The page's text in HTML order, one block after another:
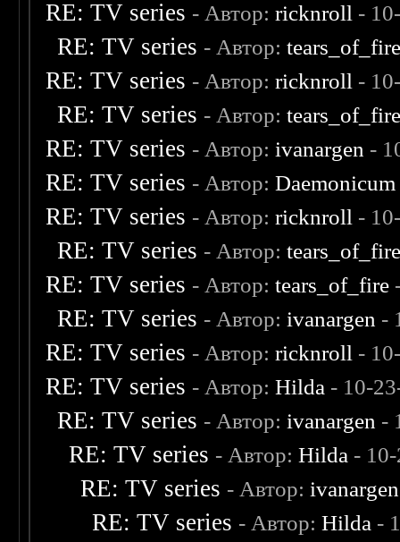
RE: TV series - Автор:ricknroll -
RE: TV series - Автор:
RE: TV series - Автор:ricknroll -
RE: TV series - Автор:
RE: TV series - Автор: ivanargen -
RE: TV series - Автор:Daemonicum
RE: TV series - Автор:ricknroll -
RE: TV series - Автор:
RE: TV series - Автор:tears_of_fire
RE: TV series - Автор: ivanargen -
RE: TV series - Автор:ricknroll -
RE: TV series - Автор:Hilda - 10-
RE: TV series - Автор: ivanargen -
RE: TV series - Автор:Hilda -
RE: TV series - Автор: ivanargen
RE: TV series - Автор:Hilda -